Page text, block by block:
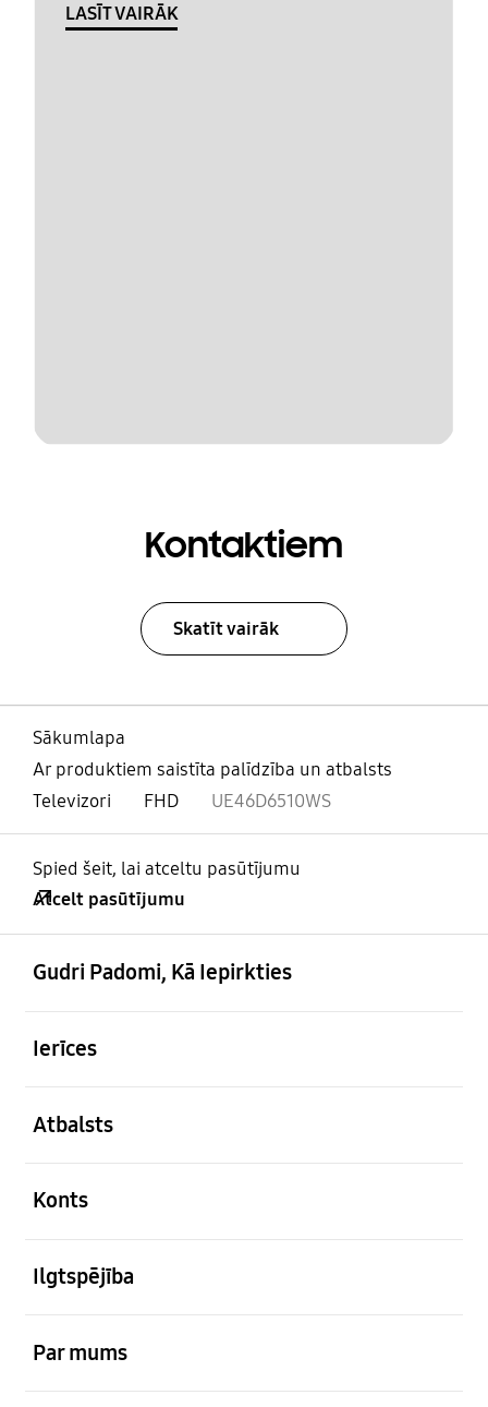
LASĪT VAIRĀK
Kontaktiem
Skatīt vairāk
Sākumlapa
Ar produktiem saistīta palīdzība un atbalsts
Televizori
FHD UE46D6510WS
Spied šeit, lai atceltu pasūtījumu
Atcelt pasūtījumu
Gudri Padomi, Kā Iepirkties
Ierīces
Atbalsts
Konts
Ilgtspējība
Par mums